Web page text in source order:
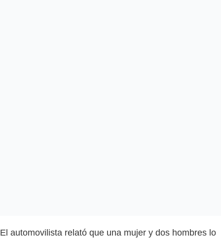
El automovilista relató que una mujer y dos hombres lo